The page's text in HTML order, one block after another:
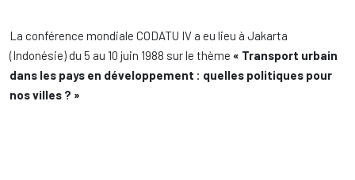
La conférence mondiale CODATU IV a eu lieu à Jakarta
(Indonésie) du 5 au 10 juin 1988 sur le thème « Transport urbain
dans les pays en développement : quelles politiques pour
nos villes ? »